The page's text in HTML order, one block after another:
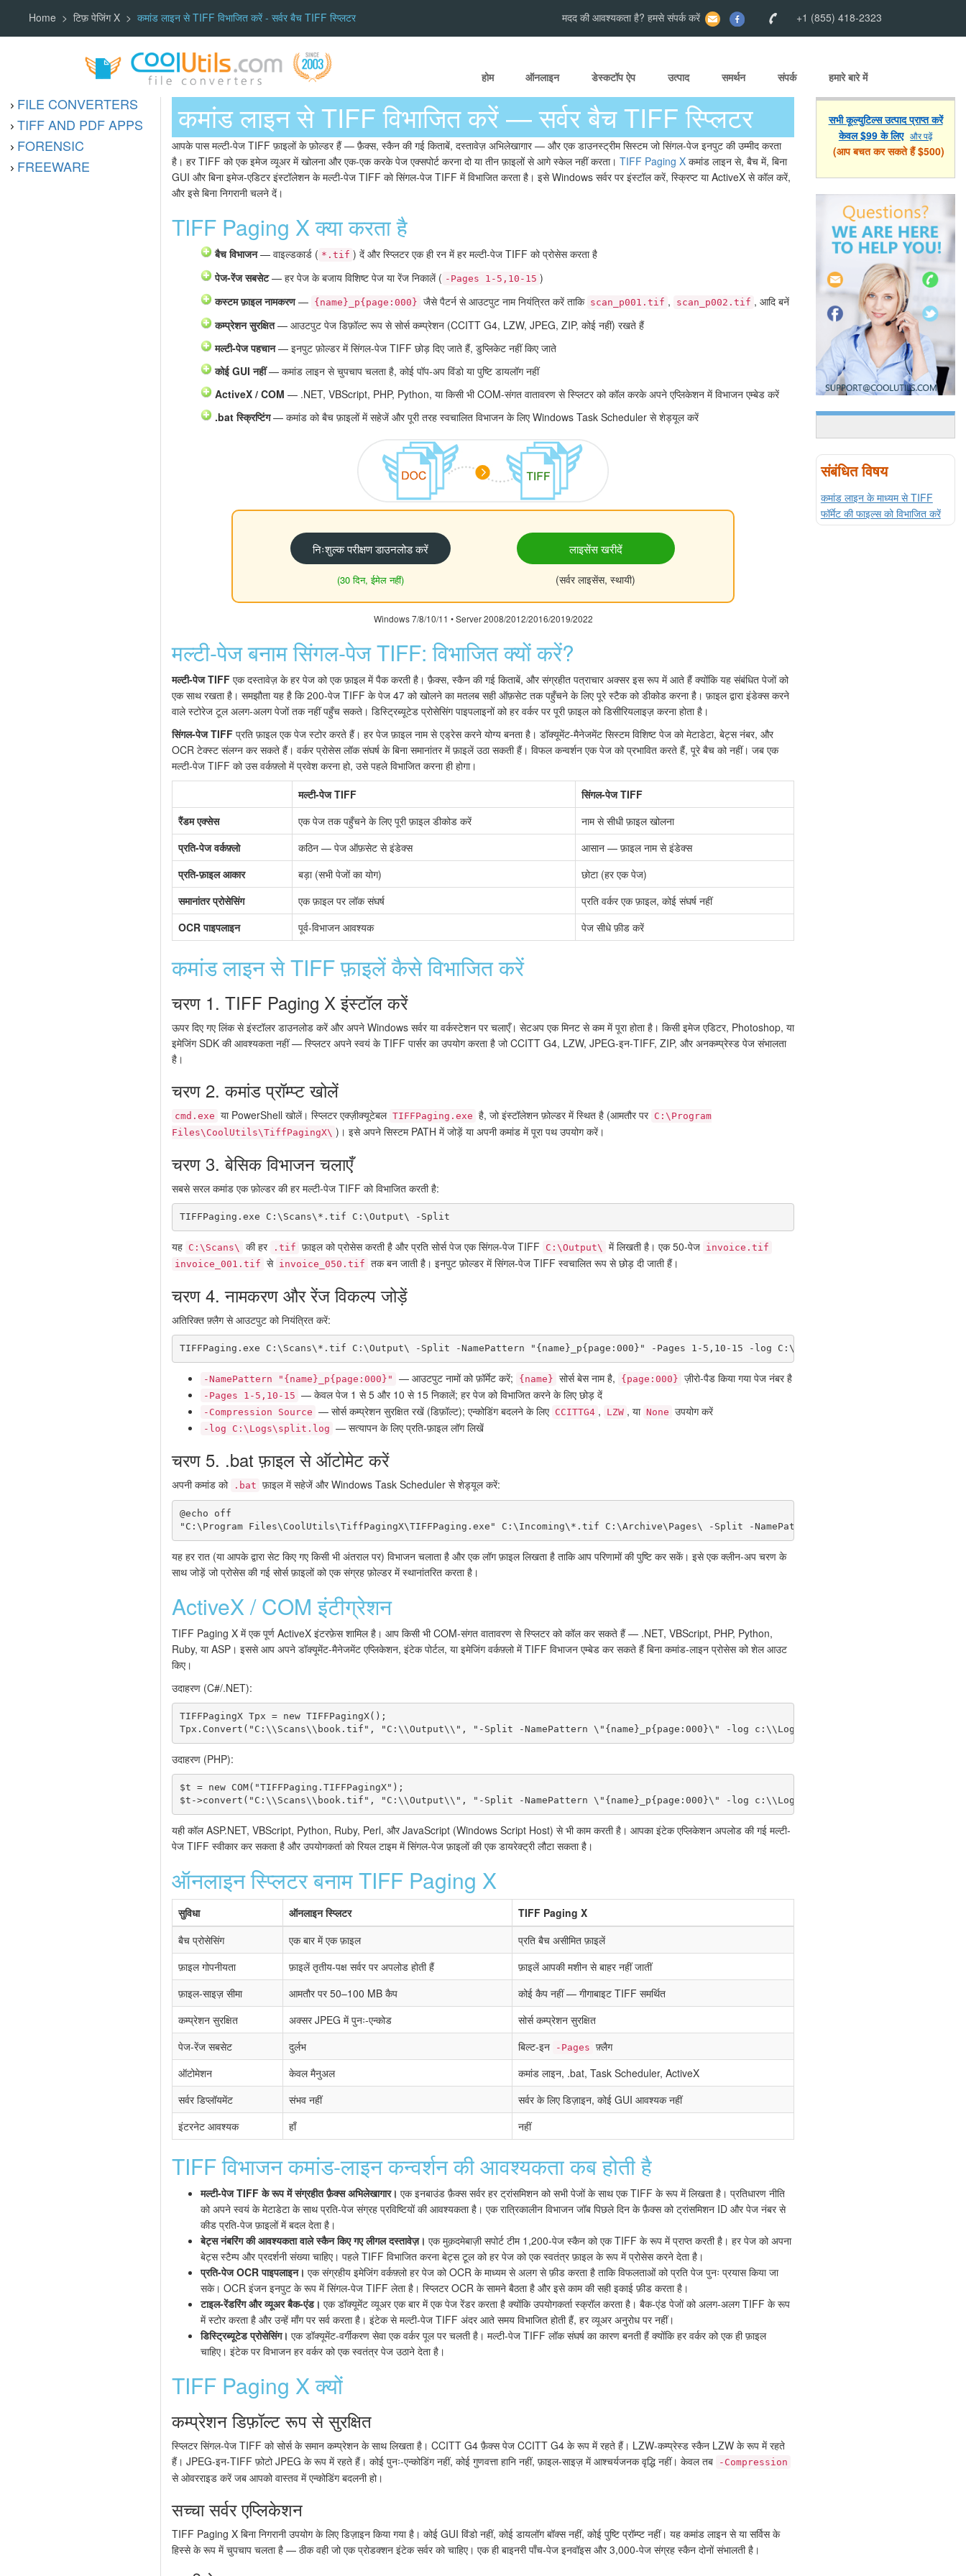
Home टिफ़ पेजिंग X कमांड लाइन से TIFF विभाजित करें - सर्वर बैच TIFF स्प्लिटर मदद की आवश्यकता है? हमसे संपर्क करें +1 (855) 418-2323
होम ऑनलाइन डेस्कटॉप ऐप उत्पाद समर्थन संपर्क हमारे बारे में
FILE CONVERTERS
TIFF AND PDF APPS
FORENSIC
FREEWARE
कमांड लाइन से TIFF विभाजित करें — सर्वर बैच TIFF स्प्लिटर
आपके पास मल्टी-पेज TIFF फ़ाइलों के फ़ोल्डर हैं — फ़ैक्स, स्कैन की गई किताबें, दस्तावेज़ अभिलेखागार — और एक डाउनस्ट्रीम सिस्टम जो सिंगल-पेज इनपुट की उम्मीद करता
है। हर TIFF को एक इमेज व्यूअर में खोलना और एक-एक करके पेज एक्सपोर्ट करना दो या तीन फ़ाइलों से आगे स्केल नहीं करता। TIFF Paging X कमांड लाइन से, बैच में, बिना
GUI और बिना इमेज-एडिटर इंस्टॉलेशन के मल्टी-पेज TIFF को सिंगल-पेज TIFF में विभाजित करता है। इसे Windows सर्वर पर इंस्टॉल करें, स्क्रिप्ट या ActiveX से कॉल करें,
और इसे बिना निगरानी चलने दें।
TIFF Paging X क्या करता है
बैच विभाजन— वाइल्डकार्ड ( *.tif ) दें और स्प्लिटर एक ही रन में हर मल्टी-पेज TIFF को प्रोसेस करता है
पेज-रेंज सबसेट— हर पेज के बजाय विशिष्ट पेज या रेंज निकालें ( -Pages 1-5,10-15 )
कस्टम फ़ाइल नामकरण— {name}_p{page:000} जैसे पैटर्न से आउटपुट नाम नियंत्रित करें ताकि scan_p001.tif , scan_p002.tif , आदि बनें
कम्प्रेशन सुरक्षित— आउटपुट पेज डिफ़ॉल्ट रूप से सोर्स कम्प्रेशन (CCITT G4, LZW, JPEG, ZIP, कोई नहीं) रखते हैं
मल्टी-पेज पहचान— इनपुट फ़ोल्डर में सिंगल-पेज TIFF छोड़ दिए जाते हैं, डुप्लिकेट नहीं किए जाते
कोई GUI नहीं— कमांड लाइन से चुपचाप चलता है, कोई पॉप-अप विंडो या पुष्टि डायलॉग नहीं
ActiveX / COM — .NET, VBScript, PHP, Python, या किसी भी COM-संगत वातावरण से स्प्लिटर को कॉल करके अपने एप्लिकेशन में विभाजन एम्बेड करें
.bat स्क्रिप्टिंग— कमांड को बैच फ़ाइलों में सहेजें और पूरी तरह स्वचालित विभाजन के लिए Windows Task Scheduler से शेड्यूल करें
निःशुल्क परीक्षण डाउनलोड करें
(30 दिन, ईमेल नहीं)
लाइसेंस खरीदें
(सर्वर लाइसेंस, स्थायी)
Windows 7/8/10/11 • Server 2008/2012/2016/2019/2022
मल्टी-पेज बनाम सिंगल-पेज TIFF: विभाजित क्यों करें?
मल्टी-पेज TIFF एक दस्तावेज़ के हर पेज को एक फ़ाइल में पैक करती है। फ़ैक्स, स्कैन की गई किताबें, और संग्रहीत पत्राचार अक्सर इस रूप में आते हैं क्योंकि यह संबंधित पेजों को
एक साथ रखता है। समझौता यह है कि 200-पेज TIFF के पेज 47 को खोलने का मतलब सही ऑफ़सेट तक पहुँचने के लिए पूरे स्टैक को डीकोड करना है। फ़ाइल द्वारा इंडेक्स करने
वाले स्टोरेज टूल अलग-अलग पेजों तक नहीं पहुँच सकते। डिस्ट्रिब्यूटेड प्रोसेसिंग पाइपलाइनों को हर वर्कर पर पूरी फ़ाइल को डिसीरियलाइज़ करना होता है।
सिंगल-पेज TIFF प्रति फ़ाइल एक पेज स्टोर करते हैं। हर पेज फ़ाइल नाम से एड्रेस करने योग्य बनता है। डॉक्यूमेंट-मैनेजमेंट सिस्टम विशिष्ट पेज को मेटाडेटा, बेट्स नंबर, और
OCR टेक्स्ट संलग्न कर सकते हैं। वर्कर प्रोसेस लॉक संघर्ष के बिना समानांतर में फ़ाइलें उठा सकती हैं। विफल कन्वर्शन एक पेज को प्रभावित करते हैं, पूरे बैच को नहीं। जब एक
मल्टी-पेज TIFF को उस वर्कफ़्लो में प्रवेश करना हो, उसे पहले विभाजित करना ही होगा।
मल्टी-पेज TIFF
सिंगल-पेज TIFF
रैंडम एक्सेस
एक पेज तक पहुँचने के लिए पूरी फ़ाइल डीकोड करें
नाम से सीधी फ़ाइल खोलना
प्रति-पेज वर्कफ़्लो
कठिन — पेज ऑफ़सेट से इंडेक्स
आसान — फ़ाइल नाम से इंडेक्स
प्रति-फ़ाइल आकार
बड़ा (सभी पेजों का योग)
छोटा (हर एक पेज)
समानांतर प्रोसेसिंग
एक फ़ाइल पर लॉक संघर्ष
प्रति वर्कर एक फ़ाइल, कोई संघर्ष नहीं
OCR पाइपलाइन
पूर्व-विभाजन आवश्यक पेज सीधे फ़ीड करें
कमांड लाइन से TIFF फ़ाइलें कैसे विभाजित करें
चरण 1. TIFF Paging X इंस्टॉल करें
ऊपर दिए गए लिंक से इंस्टॉलर डाउनलोड करें और अपने Windows सर्वर या वर्कस्टेशन पर चलाएँ। सेटअप एक मिनट से कम में पूरा होता है। किसी इमेज एडिटर, Photoshop, या
इमेजिंग SDK की आवश्यकता नहीं — स्प्लिटर अपने स्वयं के TIFF पार्सर का उपयोग करता है जो CCITT G4, LZW, JPEG-इन-TIFF, ZIP, और अनकम्प्रेस्ड पेज संभालता
है।
चरण 2. कमांड प्रॉम्प्ट खोलें
cmd.exe या PowerShell खोलें। स्प्लिटर एक्ज़ीक्यूटेबल TIFFPaging.exe है, जो इंस्टॉलेशन फ़ोल्डर में स्थित है (आमतौर पर C:\Program
Files\CoolUtils\TiffPagingX\ )। इसे अपने सिस्टम PATH में जोड़ें या अपनी कमांड में पूरा पथ उपयोग करें।
चरण 3. बेसिक विभाजन चलाएँ
सबसे सरल कमांड एक फ़ोल्डर की हर मल्टी-पेज TIFF को विभाजित करती है:
TIFFPaging.exe C:\Scans\*.tif C:\Output\ -Split
यह C:\Scans\ की हर .tif फ़ाइल को प्रोसेस करती है और प्रति सोर्स पेज एक सिंगल-पेज TIFF C:\Output\ में लिखती है। एक 50-पेज invoice.tif
invoice_001.tif से invoice_050.tif तक बन जाती है। इनपुट फ़ोल्डर में सिंगल-पेज TIFF स्वचालित रूप से छोड़ दी जाती हैं।
चरण 4. नामकरण और रेंज विकल्प जोड़ें
अतिरिक्त फ़्लैग से आउटपुट को नियंत्रित करें:
TIFFPaging.exe C:\Scans\*.tif C:\Output\ -Split -NamePattern "{name}_p{page:000}" -Pages 1-5,10-15 -log C:\Logs\split.log
-NamePattern "{name}_p{page:000}" — आउटपुट नामों को फ़ॉर्मेट करें; {name} सोर्स बेस नाम है, {page:000} ज़ीरो-पैड किया गया पेज नंबर है
-Pages 1-5,10-15 — केवल पेज 1 से 5 और 10 से 15 निकालें; हर पेज को विभाजित करने के लिए छोड़ दें
-Compression Source — सोर्स कम्प्रेशन सुरक्षित रखें (डिफ़ॉल्ट); एन्कोडिंग बदलने के लिए CCITTG4 , LZW , या None उपयोग करें
-log C:\Logs\split.log — सत्यापन के लिए प्रति-फ़ाइल लॉग लिखें
चरण 5. .bat फ़ाइल से ऑटोमेट करें
अपनी कमांड को .bat फ़ाइल में सहेजें और Windows Task Scheduler से शेड्यूल करें:
@echo off
यह हर रात (या आपके द्वारा सेट किए गए किसी भी अंतराल पर) विभाजन चलाता है और एक लॉग फ़ाइल लिखता है ताकि आप परिणामों की पुष्टि कर सकें। इसे एक क्लीन-अप चरण के
साथ जोड़ें जो प्रोसेस की गई सोर्स फ़ाइलों को एक संग्रह फ़ोल्डर में स्थानांतरित करता है।
ActiveX / COM इंटीग्रेशन
TIFF Paging X में एक पूर्ण ActiveX इंटरफ़ेस शामिल है। आप किसी भी COM-संगत वातावरण से स्प्लिटर को कॉल कर सकते हैं — .NET, VBScript, PHP, Python,
Ruby, या ASP। इससे आप अपने डॉक्यूमेंट-मैनेजमेंट एप्लिकेशन, इंटेक पोर्टल, या इमेजिंग वर्कफ़्लो में TIFF विभाजन एम्बेड कर सकते हैं बिना कमांड-लाइन प्रोसेस को शेल आउट
किए।
उदाहरण (C#/.NET):
TIFFPagingX Tpx = new TIFFPagingX();
Tpx.Convert("C:\\Scans\\book.tif", "C:\\Output\\", "-Split -NamePattern \"{name}_p{page:000}\" -log c:\\Logs\\split.log");
उदाहरण (PHP):
$t = new COM("TIFFPaging.TIFFPagingX");
$t->convert("C:\\Scans\\book.tif", "C:\\Output\\", "-Split -NamePattern \"{name}_p{page:000}\" -log c:\\Logs\\split.log");
यही कॉल ASP.NET, VBScript, Python, Ruby, Perl, और JavaScript (Windows Script Host) से भी काम करती है। आपका इंटेक एप्लिकेशन अपलोड की गई मल्टी-
पेज TIFF स्वीकार कर सकता है और उपयोगकर्ता को रियल टाइम में सिंगल-पेज फ़ाइलों की एक डायरेक्ट्री लौटा सकता है।
ऑनलाइन स्प्लिटर बनाम TIFF Paging X
सुविधा ऑनलाइन स्प्लिटर
TIFF Paging X
बैच प्रोसेसिंग
एक बार में एक फ़ाइल
प्रति बैच असीमित फ़ाइलें
फ़ाइल गोपनीयता
फ़ाइलें तृतीय-पक्ष सर्वर पर अपलोड होती हैं
फ़ाइलें आपकी मशीन से बाहर नहीं जातीं
फ़ाइल-साइज़ सीमा
आमतौर पर 50–100 MB कैप
कोई कैप नहीं — गीगाबाइट TIFF समर्थित
कम्प्रेशन सुरक्षित
अक्सर JPEG में पुनः-एन्कोड
सोर्स कम्प्रेशन सुरक्षित
पेज-रेंज सबसेट
दुर्लभ बिल्ट-इन -Pages फ़्लैग
ऑटोमेशन
केवल मैनुअल
कमांड लाइन, .bat, Task Scheduler, ActiveX
सर्वर डिप्लॉयमेंट
संभव नहीं
सर्वर के लिए डिज़ाइन, कोई GUI आवश्यक नहीं
इंटरनेट आवश्यक
हाँ नहीं
TIFF विभाजन कमांड-लाइन कन्वर्शन की आवश्यकता कब होती है
मल्टी-पेज TIFF के रूप में संग्रहीत फ़ैक्स अभिलेखागार। एक इनबाउंड फ़ैक्स सर्वर हर ट्रांसमिशन को सभी पेजों के साथ एक TIFF के रूप में लिखता है। प्रतिधारण नीति
को अपने स्वयं के मेटाडेटा के साथ प्रति-पेज संग्रह प्रविष्टियों की आवश्यकता है। एक रात्रिकालीन विभाजन जॉब पिछले दिन के फ़ैक्स को ट्रांसमिशन ID और पेज नंबर से
कीड प्रति-पेज फ़ाइलों में बदल देता है।
बेट्स नंबरिंग की आवश्यकता वाले स्कैन किए गए लीगल दस्तावेज़। एक मुक़दमेबाज़ी सपोर्ट टीम 1,200-पेज स्कैन को एक TIFF के रूप में प्राप्त करती है। हर पेज को अपना
बेट्स स्टैम्प और प्रदर्शनी संख्या चाहिए। पहले TIFF विभाजित करना बेट्स टूल को हर पेज को एक स्वतंत्र फ़ाइल के रूप में प्रोसेस करने देता है।
प्रति-पेज OCR पाइपलाइन। एक संग्रहीय इमेजिंग वर्कफ़्लो हर पेज को OCR के माध्यम से अलग से फ़ीड करता है ताकि विफलताओं को प्रति पेज पुनः प्रयास किया जा
सके। OCR इंजन इनपुट के रूप में सिंगल-पेज TIFF लेता है। स्प्लिटर OCR के सामने बैठता है और इसे काम की सही इकाई फ़ीड करता है।
टाइल-रेंडरिंग और व्यूअर बैक-एंड। एक डॉक्यूमेंट व्यूअर एक बार में एक पेज रेंडर करता है क्योंकि उपयोगकर्ता स्क्रॉल करता है। बैक-एंड पेजों को अलग-अलग TIFF के रूप
में स्टोर करता है और उन्हें माँग पर सर्व करता है। इंटेक से मल्टी-पेज TIFF अंदर आते समय विभाजित होती हैं, हर व्यूअर अनुरोध पर नहीं।
डिस्ट्रिब्यूटेड प्रोसेसिंग। एक डॉक्यूमेंट-वर्गीकरण सेवा एक वर्कर पूल पर चलती है। मल्टी-पेज TIFF लॉक संघर्ष का कारण बनती हैं क्योंकि हर वर्कर को एक ही फ़ाइल
चाहिए। इंटेक पर विभाजन हर वर्कर को एक स्वतंत्र पेज उठाने देता है।
TIFF Paging X क्यों
कम्प्रेशन डिफ़ॉल्ट रूप से सुरक्षित
स्प्लिटर सिंगल-पेज TIFF को सोर्स के समान कम्प्रेशन के साथ लिखता है। CCITT G4 फ़ैक्स पेज CCITT G4 के रूप में रहते हैं। LZW-कम्प्रेस्ड स्कैन LZW के रूप में रहते
हैं। JPEG-इन-TIFF फ़ोटो JPEG के रूप में रहते हैं। कोई पुनः-एन्कोडिंग नहीं, कोई गुणवत्ता हानि नहीं, फ़ाइल-साइज़ में आश्चर्यजनक वृद्धि नहीं। केवल तब
-Compression
से ओवरराइड करें जब आपको वास्तव में एन्कोडिंग बदलनी हो।
सच्चा सर्वर एप्लिकेशन
TIFF Paging X बिना निगरानी उपयोग के लिए डिज़ाइन किया गया है। कोई GUI विंडो नहीं, कोई डायलॉग बॉक्स नहीं, कोई पुष्टि प्रॉम्प्ट नहीं। यह कमांड लाइन से या सर्विस के
हिस्से के रूप में चुपचाप चलता है — ठीक वही जो एक प्रोडक्शन इंटेक सर्वर को चाहिए। एक ही बाइनरी पाँच-पेज इनवॉइस और 3,000-पेज संग्रह स्कैन दोनों संभालती है।
सभी कूल्युटिल्स उत्पाद प्राप्त करें
केवल $99 के लिए और पढ़ें
(आप बचत कर सकते हैं $500)
संबंधित विषय
कमांड लाइन के माध्यम से TIFF
फॉर्मेट की फाइल्स को विभाजित करें